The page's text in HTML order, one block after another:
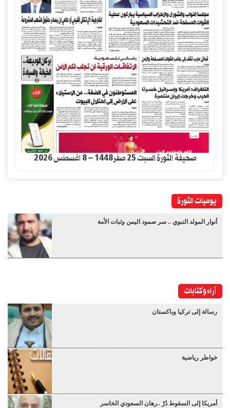
صحيفة الثورة السبت 25 صفر1448 – 8 اغسطس 2026
يوميات الثورة
أنوار المولد النبوي .. سر صمود اليمن وثبات الأمة
آراء وكتابات
رسالة إلى تركيا وباكستان
خواطر رياضية
أمريكا إلى السقوط دُرْ ..رهان السعودي الخاسر